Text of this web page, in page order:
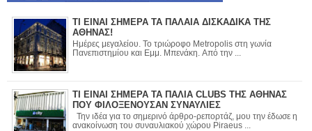
ΤΙ ΕΙΝΑΙ ΣΗΜΕΡΑ ΤΑ ΠΑΛΑΙΑ ΔΙΣΚΑΔΙΚΑ ΤΗΣ
ΑΘΗΝΑΣ!
Ημέρες μεγαλείου. Το τριώροφο Metropolis στη γωνία
Πανεπιστημίου και Εμμ. Μπενάκη. Από την ...
ΤΙ ΕΙΝΑΙ ΣΗΜΕΡΑ ΤΑ ΠΑΛΙΑ CLUBS ΤΗΣ ΑΘΗΝΑΣ
ΠΟΥ ΦΙΛΟΞΕΝΟΥΣΑΝ ΣΥΝΑΥΛΙΕΣ
Την ιδέα για το σημερινό άρθρο-ρεπορτάζ, μου την έδωσε η
ανακοίνωση του συναυλιακού χώρου Piraeus ...